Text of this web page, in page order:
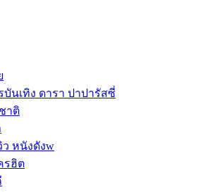
บันเทิง ดารา ปาปารัสซี่
าติ
หนังดังw
รฮิต